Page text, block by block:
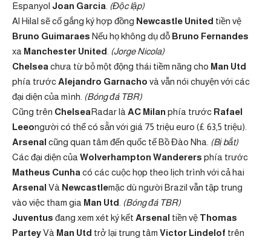
Espanyol Joan Garcia (Độc lập)
Al Hilal sẽ cố gắng ký hợp đồng Newcastle United tiền vệ
Bruno Guimaraes Nếu họ không dụ dỗ Bruno Fernandes
xa Manchester United (Jorge Nicola)
Chelsea chưa từ bỏ một động thái tiềm năng cho Man Utd
phía trước Alejandro Garnacho và vẫn nói chuyện với các
đại diện của mình. (Bóng đá TBR)
Cũng trên ChelseaRadar là AC Milan phía trước Rafael
Leeongười có thể có sẵn với giá 75 triệu euro (£ 63,5 triệu).
Arsenal cũng quan tâm đến quốc tế Bồ Đào Nha. (Bị bắt)
Các đại diện của Wolverhampton Wanderers phía trước
Matheus Cunha có các cuộc họp theo lịch trình với cả hai
Arsenal Và Newcastlemặc dù người Brazil vẫn tập trung
vào việc tham gia Man Utd (Bóng đá TBR)
Juventus đang xem xét ký kết Arsenal tiền vệ Thomas
ParteyVà Man Utd trở lại trung tâm Victor Lindelof trên